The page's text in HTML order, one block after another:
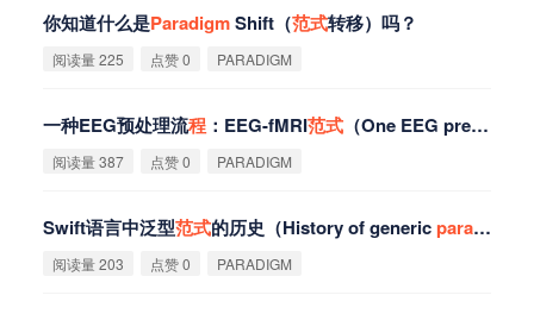
你知道什么是ParadigmShift（范式转移）吗？
阅读量 225 点赞 0 PARADIGM
一种EEG预处理流程 ：EEG-fMRI范式 （One EEG preprocessing pipeline - EEG-fMRI
阅读量 387 点赞 0 PARADIGM
Swift语言中泛型范式的历史（History of genericparadigm
阅读量 203 点赞 0 PARADIGM